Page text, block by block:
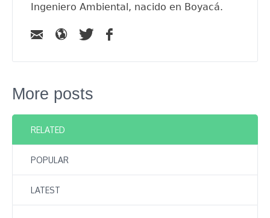
Ingeniero Ambiental, nacido en Boyacá.
More posts
RELATED
POPULAR
LATEST